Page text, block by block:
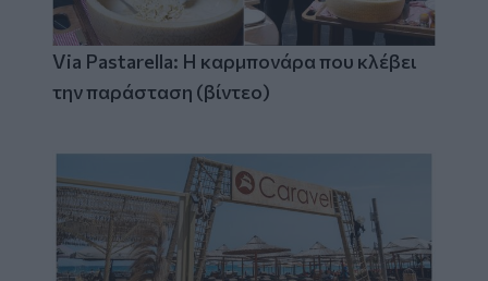
Via Pastarella: Η καρμπονάρα που κλέβει
την παράσταση (βίντεο)